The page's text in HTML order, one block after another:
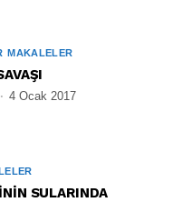
MAKALELER
4 Ocak 2017
SULARINDA